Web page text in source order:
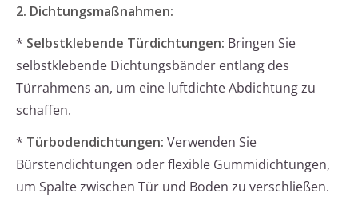
2. Dichtungsmaßnahmen:
* Selbstklebende Türdichtungen: Bringen Sie
selbstklebende Dichtungsbänder entlang des
Türrahmens an, um eine luftdichte Abdichtung zu
schaffen.
* Türbodendichtungen: Verwenden Sie
Bürstendichtungen oder flexible Gummidichtungen,
um Spalte zwischen Tür und Boden zu verschließen.